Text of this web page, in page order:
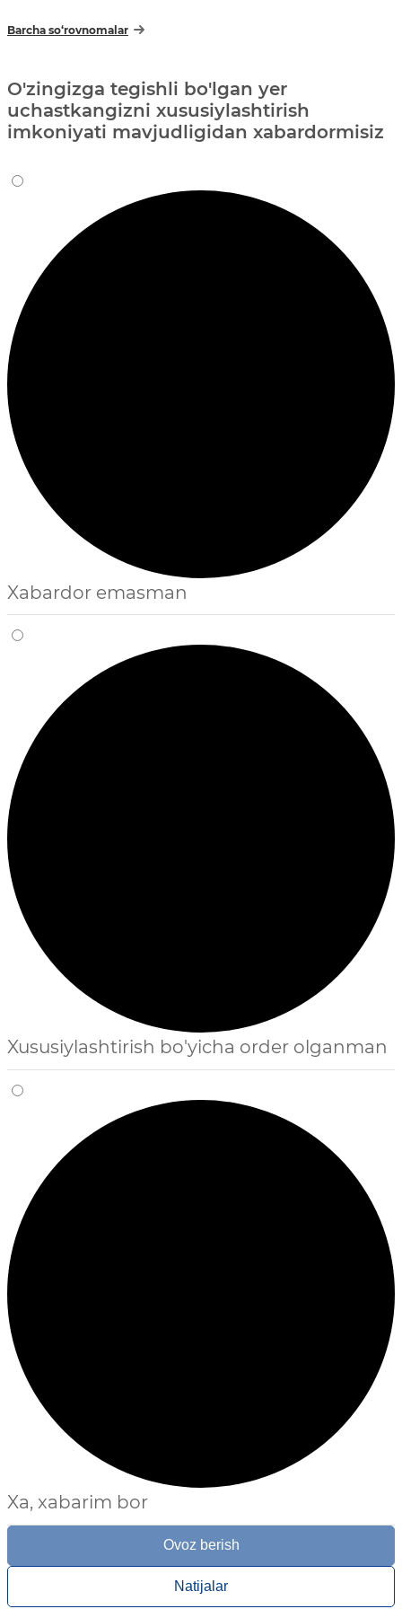
Barcha so‘rovnomalar
O'zingizga tegishli bo'lgan yer
uchastkangizni xususiylashtirish
imkoniyati mavjudligidan xabardormisiz
Xabardor emasman
Xususiylashtirish bo'yicha order olganman
Xa, xabarim bor
Ovoz berish
Natijalar